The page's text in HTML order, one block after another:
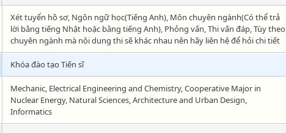
Xét tuyển hồ sơ, Ngôn ngữ học(Tiếng Anh), Môn chuyên ngành(Có thể trả
lời bằng tiếng Nhật hoặc bằng tiếng Anh), Phỏng vấn, Thi vấn đáp, Tùy theo
chuyên ngành mà nội dung thi sẽ khác nhau nên hãy liên hệ để hỏi chi tiết
Khóa đào tạo Tiến sĩ
Mechanic, Electrical Engineering and Chemistry, Cooperative Major in
Nuclear Energy, Natural Sciences, Architecture and Urban Design,
Informatics